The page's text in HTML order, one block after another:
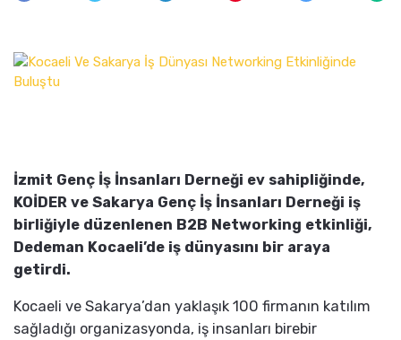
İzmit Genç İş İnsanları Derneği ev sahipliğinde,
KOİDER ve Sakarya Genç İş İnsanları Derneği iş
birliğiyle düzenlenen B2B Networking etkinliği,
Dedeman Kocaeli’de iş dünyasını bir araya
getirdi.
Kocaeli ve Sakarya’dan yaklaşık 100 firmanın katılım
sağladığı organizasyonda, iş insanları birebir